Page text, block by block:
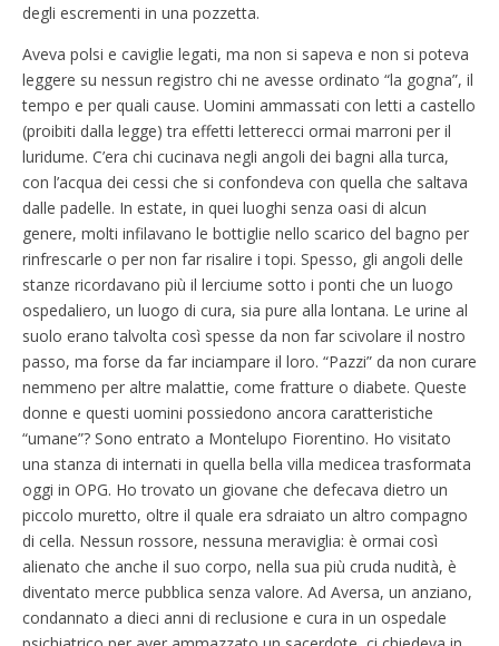
degli escrementi in una pozzetta.
Aveva polsi e caviglie legati, ma non si sapeva e non si poteva
leggere su nessun registro chi ne avesse ordinato “la gogna”, il
tempo e per quali cause. Uomini ammassati con letti a castello
(proibiti dalla legge) tra effetti letterecci ormai marroni per il
luridume. C’era chi cucinava negli angoli dei bagni alla turca,
con l’acqua dei cessi che si confondeva con quella che saltava
dalle padelle. In estate, in quei luoghi senza oasi di alcun
genere, molti infilavano le bottiglie nello scarico del bagno per
rinfrescarle o per non far risalire i topi. Spesso, gli angoli delle
stanze ricordavano più il lerciume sotto i ponti che un luogo
ospedaliero, un luogo di cura, sia pure alla lontana. Le urine al
suolo erano talvolta così spesse da non far scivolare il nostro
passo, ma forse da far inciampare il loro. “Pazzi” da non curare
nemmeno per altre malattie, come fratture o diabete. Queste
donne e questi uomini possiedono ancora caratteristiche
“umane”? Sono entrato a Montelupo Fiorentino. Ho visitato
una stanza di internati in quella bella villa medicea trasformata
oggi in OPG. Ho trovato un giovane che defecava dietro un
piccolo muretto, oltre il quale era sdraiato un altro compagno
di cella. Nessun rossore, nessuna meraviglia: è ormai così
alienato che anche il suo corpo, nella sua più cruda nudità, è
diventato merce pubblica senza valore. Ad Aversa, un anziano,
condannato a dieci anni di reclusione e cura in un ospedale